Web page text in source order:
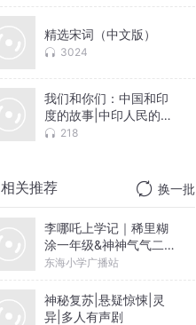
精选宋词（中文版）
3024
我们和你们：中国和印
度的故事|中印人民的友
好交往与友好合作|中印
218
相关推荐 换一批
李哪吒上学记｜稀里糊
涂一年级&神神气气二年
级
东海小学广播站
神秘复苏|悬疑惊悚|灵
异|多人有声剧